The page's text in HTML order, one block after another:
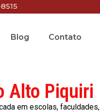
Blog Contato
Alto Piquiri
em escolas,